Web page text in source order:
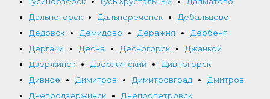
Дальнегорск
Дальнереченск
Дебальцево
Дедовск
Демидово Деражня
Дербент
Дергачи
Десна Десногорск
Джанкой
Дзержинск
Дзержинский
Дивногорск
Дивное
Димитров Димитровград
Дмитров
Днепродзержинск
Днепропетровск